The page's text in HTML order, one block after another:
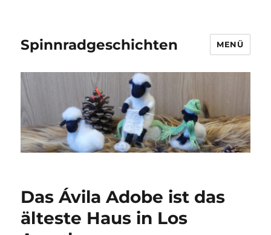
Spinnradgeschichten MENÜ
Das Ávila Adobe ist das
älteste Haus in Los